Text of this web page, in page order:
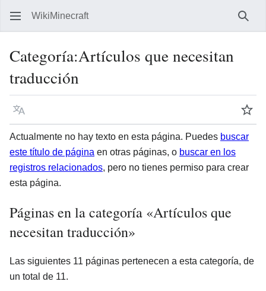
WikiMinecraft
Categoría:Artículos que necesitan
traducción
Idioma
Actualmente no hay texto en esta página. Puedes buscar
este título de página en otras páginas, o buscar en los
registros relacionados, pero no tienes permiso para crear
esta página.
Páginas en la categoría «Artículos que
necesitan traducción»
Las siguientes 11 páginas pertenecen a esta categoría, de
un total de 11.